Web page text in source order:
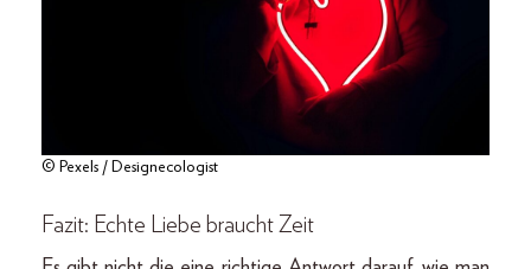
© Pexels / Designecologist
Fazit: Echte Liebe braucht Zeit